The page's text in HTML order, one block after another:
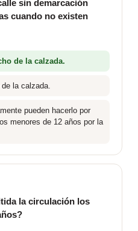
sin demarcación
cuando no existen
de la calzada.
la calzada.
pueden hacerlo por
menores de 12 años por la
la circulación los